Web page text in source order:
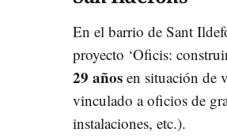
En el barrio de Sant
proyecto ‘Oficis:
29 años en situación de
vinculado a oficios de
instalaciones, etc.).